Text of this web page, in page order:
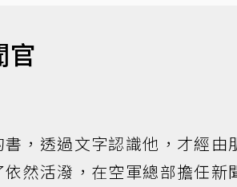
官
，透過文字認識他，才經由
然活潑，在空軍總部擔任新